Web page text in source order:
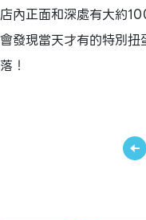
店內正面和深處有大約
會發現當天才有的特別
落！